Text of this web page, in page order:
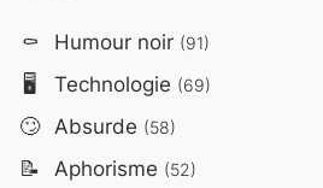
⚰️ Humour noir (91)
🖥️ Technologie (69)
🙄 Absurde (58)
📝 Aphorisme (52)